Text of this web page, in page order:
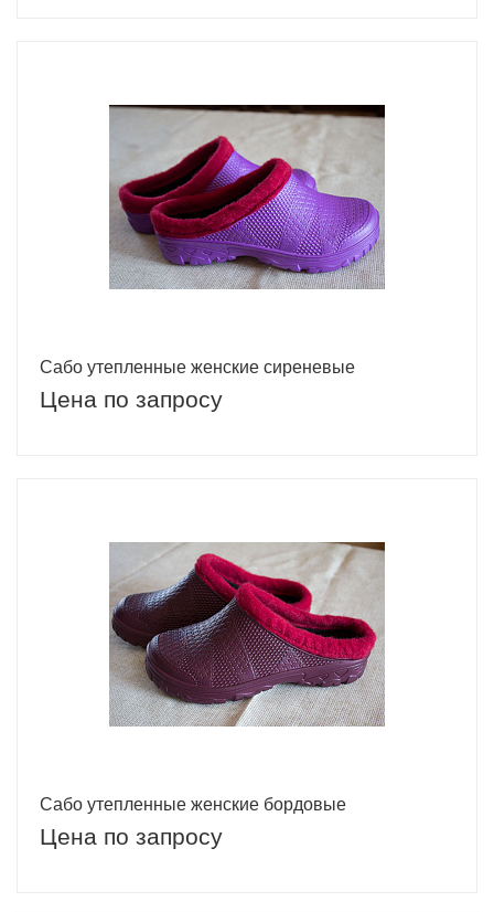
Сабо утепленные женские сиреневые
Цена по запросу
Сабо утепленные женские бордовые
Цена по запросу